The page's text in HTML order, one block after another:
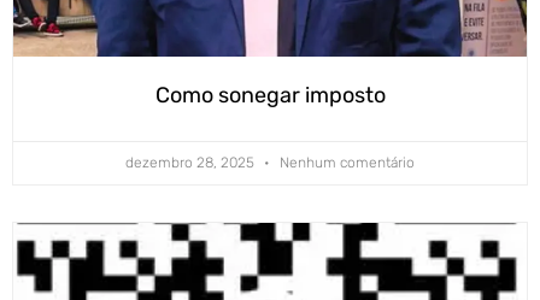
Como sonegar imposto
dezembro 28, 2025 Nenhum comentário